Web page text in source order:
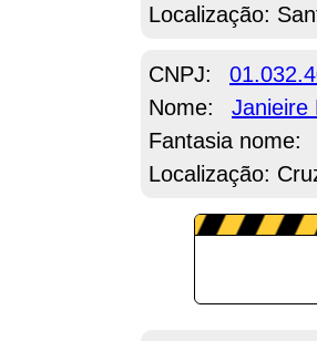
Localização:
CNPJ:
Nome:
Janieire
Fantasia nome:
Localização: